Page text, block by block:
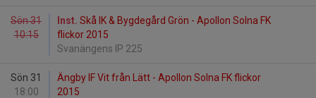
Sön 31
10:15
Inst. Skå IK & Bygdegård Grön - Apollon Solna FK
flickor 2015
Svanängens IP 225
Sön 31
18:00
Ängby IF Vit från Lätt - Apollon Solna FK flickor
2015